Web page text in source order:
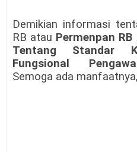
Demikian informasi
RB atau Permenpan
Tentang Standar
Fungsional
Semoga ada